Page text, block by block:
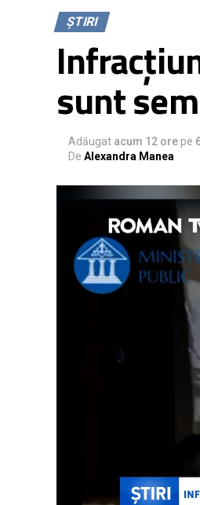
conferință să
generate cu AI
Aceste falsuri,
trebuie să învețe
online. În caz
ȘTIRI
sunt
Adăugat acum 12 ore pe
De Alexandra Manea